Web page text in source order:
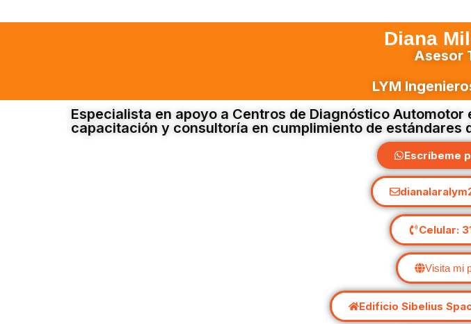
Diana
Asesor
LYM
Especialista en apoyo a Centros de Diagnóstico
capacitación y consultoría en cumplimiento de estándares
Escríbeme
Celular:
Visita mi
Edificio Sibelius